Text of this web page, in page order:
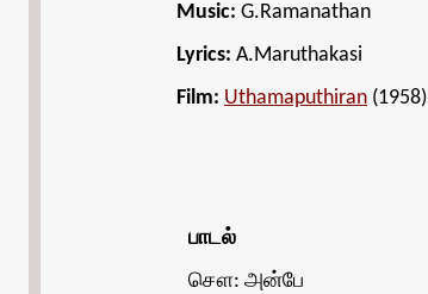
Music: G.Ramanathan
Lyrics: A.Maruthakasi
Film: Uthamaputhiran (1958)
பாடல்
சௌ: அன்பே